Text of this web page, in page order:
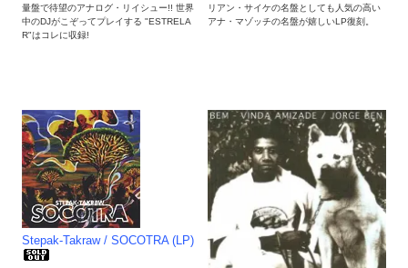
量盤で待望のアナログ・リイシュー!! 世界
中のDJがこぞってプレイする "ESTRELA
R"はコレに収録!
リアン・サイケの名盤としても人気の高い
アナ・マゾッチの名盤が嬉しいLP復刻。
Stepak-Takraw / SOCOTRA (LP)